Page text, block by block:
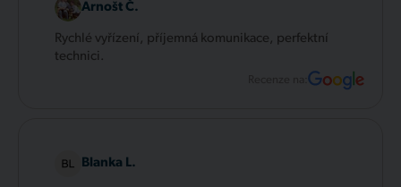
Arnošt Č.
Rychlé vyřízení, příjemná komunikace, perfektní
technici.
Recenze na:
Blanka L.